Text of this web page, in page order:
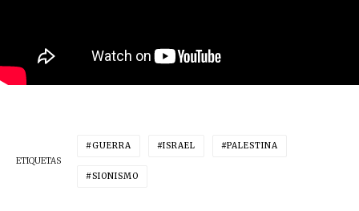
ETIQUETAS
GUERRA ISRAEL PALESTINA
SIONISMO